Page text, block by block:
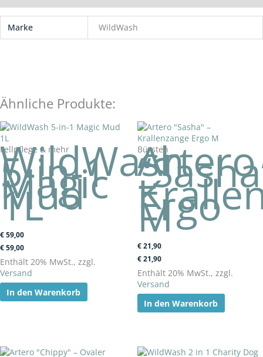
Marke WildWash
Ähnliche Produkte:
Fellpflege & mehr
WildWash
5-in-1
Magic
Mud
1L
€59,00
€59,00
Enthält 20% MwSt., zzgl.
Versand
In den Warenkorb
Bürsten
Artero
–
Ergo
M
€21,90
€21,90
Enthält 20% MwSt., zzgl.
Versand
In den Warenkorb